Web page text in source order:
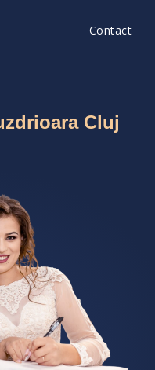
Contact
Cluj